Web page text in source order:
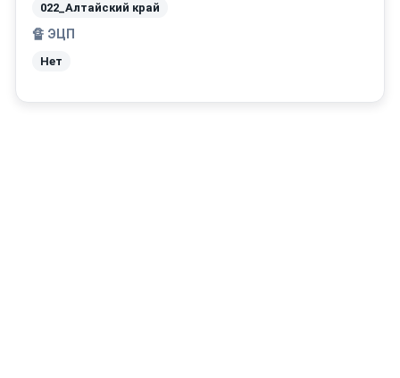
022_Алтайский край
🔏 ЭЦП
Нет